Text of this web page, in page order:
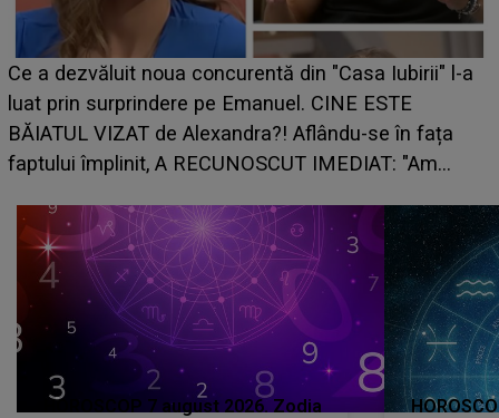
"Casa Iubirii" l-a
ESTE
se în fața
"Am
HOROSCOP de weekend, 8-9
care riscă să rămână fără bani. O
grabă îi aduce pierderi
planurile peste cap
HOROSCOP 7 august 2026. Zodia